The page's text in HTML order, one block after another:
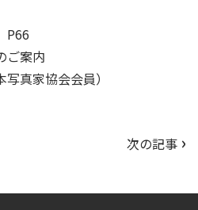
P66
ご案内
真家協会会員）
次の記事 ›